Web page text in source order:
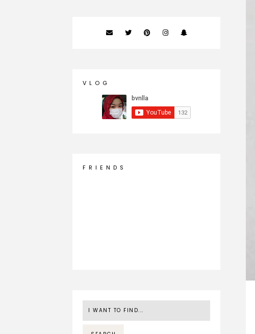
V L O G
F R I E N D S